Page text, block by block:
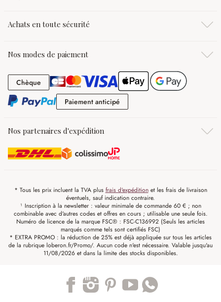
Achats en toute sécurité
Nos modes de paiement
Chèque Chèque
Paiement anticipé
Nos partenaires d'expédition
* Tous les prix incluent la TVA plus frais d'expéditionet les frais de livraison
éventuels, sauf indication contraire.
¹ Inscription à la newsletter : valeur minimale de commande 60 € ; non
combinable avec d'autres codes et offres en cours ; utilisable une seule fois.
Numéro de licence de la marque FSC® : FSC-C136992 (Seuls les articles
marqués comme tels sont certifiés FSC)
* EXTRA PROMO : la réduction de 25% est déjà appliquée sur tous les articles
de la rubrique loberon.fr/Promo/. Aucun code n'est nécessaire. Valable jusqu'au
11/08/2026 et dans la limite des stocks disponibles.